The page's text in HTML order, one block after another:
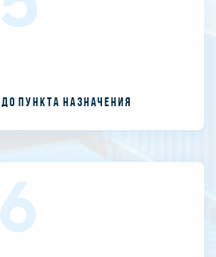
пункта назначения